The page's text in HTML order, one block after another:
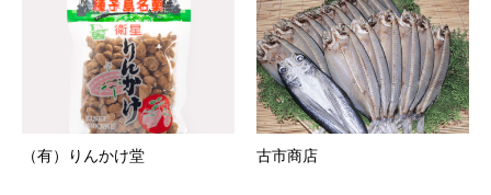
（有）りんかけ堂 古市商店